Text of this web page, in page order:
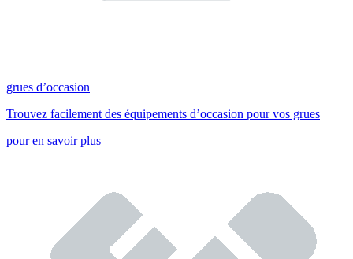
grues d’occasion
Trouvez facilement des équipements d’occasion pour vos grues
pour en savoir plus